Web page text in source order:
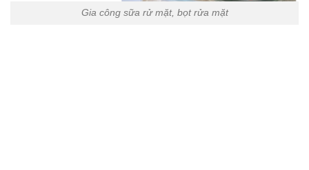
Gia công sữa rử mặt, bọt rửa mặt